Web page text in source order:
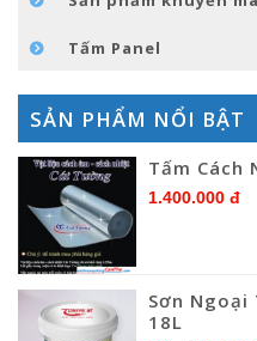
Tấm Panel
SẢN PHẨM NỔI BẬT
Tấm Cách
1.400.000 đ
Sơn Ngoại
18L